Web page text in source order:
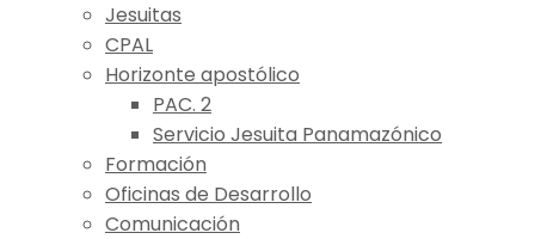
Jesuitas
CPAL
Horizonte apostólico
PAC. 2
Servicio Jesuita Panamazónico
Formación
Oficinas de Desarrollo
Comunicación